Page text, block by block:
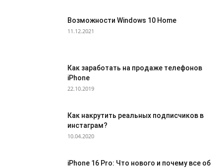
Возможности Windows 10 Home
11.12.2021
Как заработать на продаже телефонов
iPhone
22.10.2019
Как накрутить реальных подписчиков в
инстаграм?
10.04.2020
iPhone 16 Pro: Что нового и почему все об